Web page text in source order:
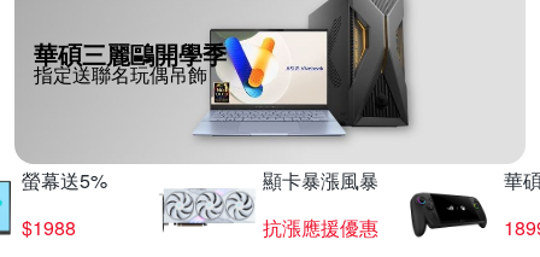
華碩三麗鷗開學季
指定送聯名玩偶吊飾
螢幕送5%
$1988
顯卡暴漲風暴
抗漲應援優惠
華